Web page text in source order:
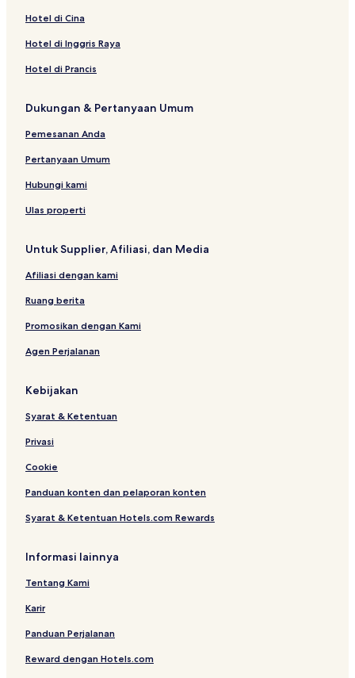
Hotel di Cina
Hotel di Inggris Raya
Hotel di Prancis
Dukungan & Pertanyaan Umum
Pemesanan Anda
Pertanyaan Umum
Hubungi kami
Ulas properti
Untuk Supplier, Afiliasi, dan Media
Afiliasi dengan kami
Ruang berita
Promosikan dengan Kami
Agen Perjalanan
Kebijakan
Syarat & Ketentuan
Privasi
Cookie
Panduan konten dan pelaporan konten
Syarat & Ketentuan Hotels.com Rewards
Informasi lainnya
Tentang Kami
Karir
Panduan Perjalanan
Reward dengan Hotels.com